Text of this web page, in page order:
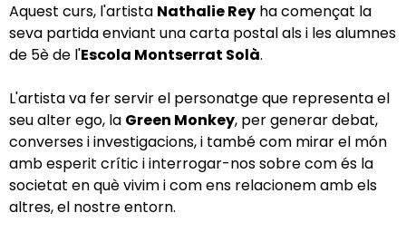
Aquest curs, l'artista Nathalie Rey ha començat la
seva partida enviant una carta postal als i les alumnes
de 5è de l'Escola Montserrat Solà.
L'artista va fer servir el personatge que representa el
seu alter ego, la Green Monkey, per generar debat,
converses i investigacions, i també com mirar el món
amb esperit crític i interrogar-nos sobre com és la
societat en què vivim i com ens relacionem amb els
altres, el nostre entorn.